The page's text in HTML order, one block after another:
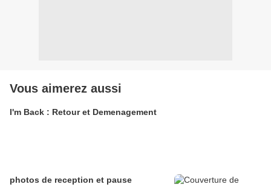
Vous aimerez aussi
I'm Back : Retour et Demenagement
photos de reception et pause